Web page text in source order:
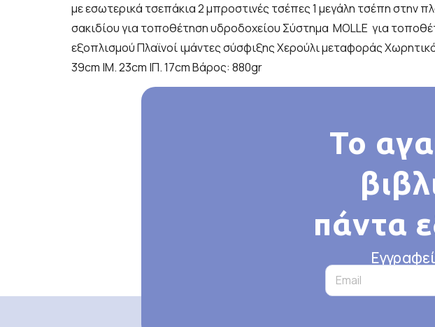
με εσωτερικά τσεπάκια 2 μπροστινές τσέπες 1 μεγάλη τσέπη στην
σακιδίου για τοποθέτηση υδροδοχείου Σύστημα MOLLE για
εξοπλισμού Πλαϊνοί ιμάντες σύσφιξης Χερούλι μεταφοράς
39cm |Μ. 23cm |Π. 17cm Βάρος: 880gr
Το
πάντα